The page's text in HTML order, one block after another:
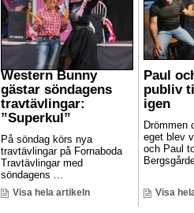
Western Bunny
gästar söndagens
travtävlingar:
”Superkul”
På söndag körs nya
travtävlingar på Fornaboda
Travtävlingar med
söndagens ...
Visa hela artikeln
Paul
publiv
igen
Drömmen
eget blev
och Paul
Visa